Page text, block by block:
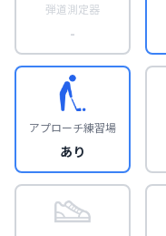
弾道測定器
-
アプローチ練習場
あり